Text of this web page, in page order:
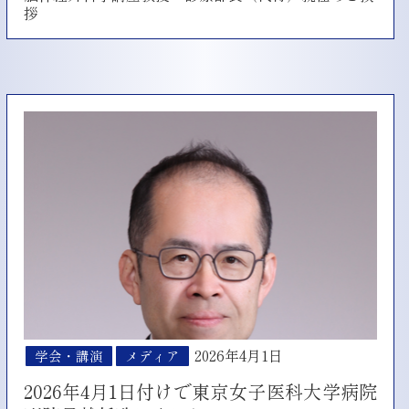
拶
学会・講演 メディア 2026年4月1日
2026年4月1日付けで東京女子医科大学病院